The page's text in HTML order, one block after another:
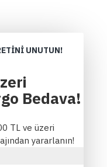
UNUTUN!
Bedava!
TL ve üzeri
yararlanın!